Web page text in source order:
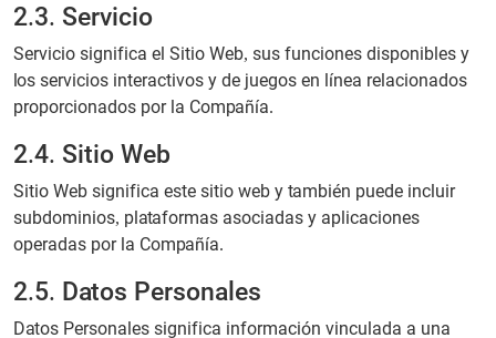
2.3. Servicio
Servicio significa el Sitio Web, sus funciones disponibles y
los servicios interactivos y de juegos en línea relacionados
proporcionados por la Compañía.
2.4. Sitio Web
Sitio Web significa este sitio web y también puede incluir
subdominios, plataformas asociadas y aplicaciones
operadas por la Compañía.
2.5. Datos Personales
Datos Personales significa información vinculada a una